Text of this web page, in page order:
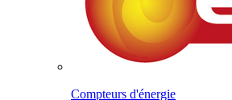
Compteurs d'énergie